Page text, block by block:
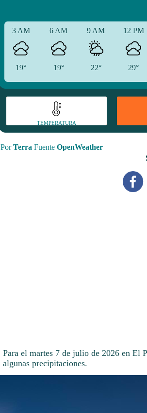
3 AM
19°
6 AM
19°
9 AM
22°
12 PM
29°
TEMPERATURA
PorTerra Fuente OpenWeather
Para el martes 7 de julio de 2026 en El
algunas precipitaciones.